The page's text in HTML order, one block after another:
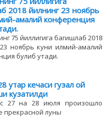
2018 йилнинг 23 ноябрь
амалий конференция
75 йиллигига багишлаб 2018
ноябрь куни илмий-амалий
булиб утади.
утар кечаси гузал ой
кузатилди
27 на 28 июля произошло
прекрасной луны